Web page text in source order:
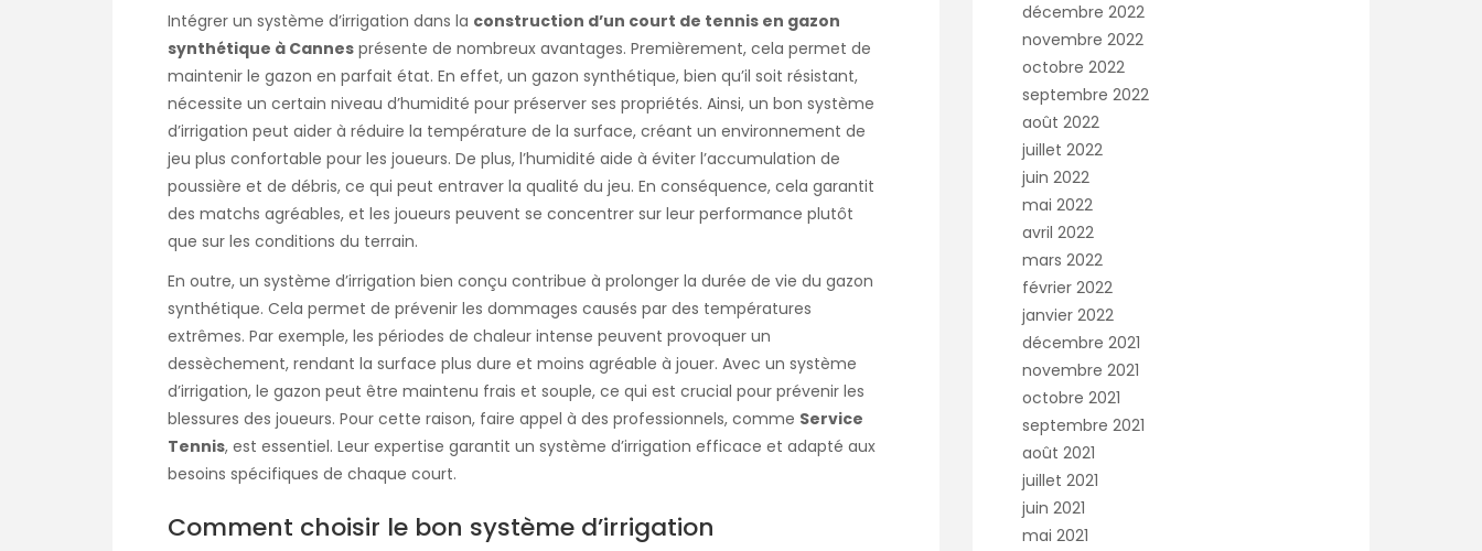
Intégrer un système d’irrigation dans la construction d’un court de tennis en gazon
synthétique à Cannes présente de nombreux avantages. Premièrement, cela permet de
maintenir le gazon en parfait état. En effet, un gazon synthétique, bien qu’il soit résistant,
nécessite un certain niveau d’humidité pour préserver ses propriétés. Ainsi, un bon système
d’irrigation peut aider à réduire la température de la surface, créant un environnement de
jeu plus confortable pour les joueurs. De plus, l’humidité aide à éviter l’accumulation de
poussière et de débris, ce qui peut entraver la qualité du jeu. En conséquence, cela garantit
des matchs agréables, et les joueurs peuvent se concentrer sur leur performance plutôt
que sur les conditions du terrain.
En outre, un système d’irrigation bien conçu contribue à prolonger la durée de vie du gazon
synthétique. Cela permet de prévenir les dommages causés par des températures
extrêmes. Par exemple, les périodes de chaleur intense peuvent provoquer un
dessèchement, rendant la surface plus dure et moins agréable à jouer. Avec un système
d’irrigation, le gazon peut être maintenu frais et souple, ce qui est crucial pour prévenir les
blessures des joueurs. Pour cette raison, faire appel à des professionnels, comme Service
Tennis, est essentiel. Leur expertise garantit un système d’irrigation efficace et adapté aux
besoins spécifiques de chaque court.
Comment choisir le bon système d’irrigation
décembre 2022
novembre 2022
octobre 2022
septembre 2022
août 2022
juillet 2022
juin 2022
mai 2022
avril 2022
mars 2022
février 2022
janvier 2022
décembre 2021
novembre 2021
octobre 2021
septembre 2021
août 2021
juillet 2021
juin 2021
mai 2021